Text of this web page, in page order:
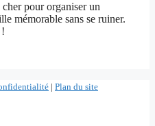
pour organiser un
mémorable sans se ruiner.
| Plan du site